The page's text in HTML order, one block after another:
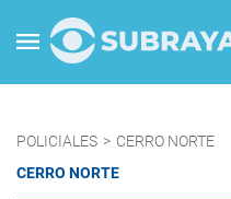
POLICIALES > CERRO NORTE
CERRO NORTE